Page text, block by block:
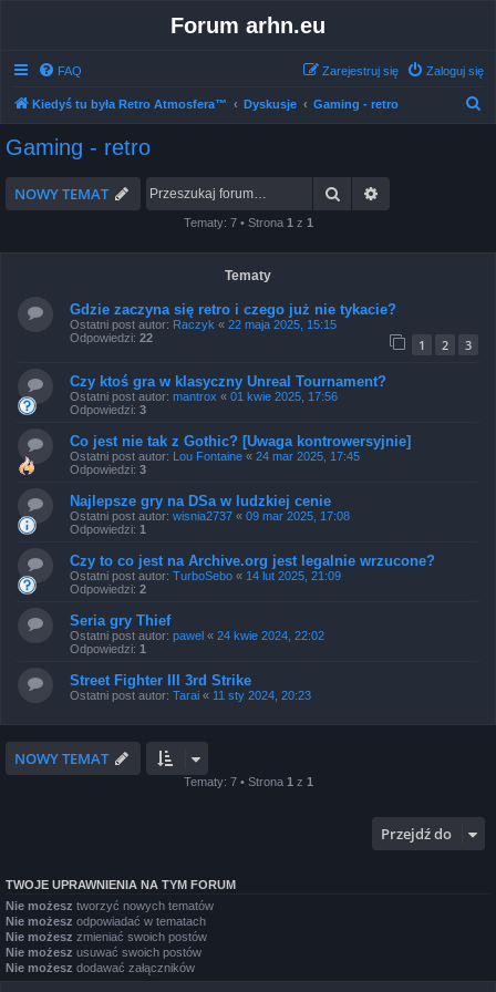
Forum arhn.eu
FAQ Zaloguj się
Zarejestruj się
Kiedyś tu była Retro Atmosfera™ Dyskusje Gaming - retro
Gaming - retro
NOWY TEMAT Szukaj
Tematy: 7 • Strona 1 z 1
Tematy
Gdzie zaczyna się retro i czego już nie tykacie?
Ostatni post autor: Raczyk « 22 maja 2025, 15:15
Odpowiedzi: 22 1 2 3
Czy ktoś gra w klasyczny Unreal Tournament?
Ostatni post autor: mantrox « 01 kwie 2025, 17:56
Odpowiedzi: 3
Co jest nie tak z Gothic? [Uwaga kontrowersyjnie]
Ostatni post autor: Lou Fontaine « 24 mar 2025, 17:45
Odpowiedzi: 3
Najlepsze gry na DSa w ludzkiej cenie
Ostatni post autor: wisnia2737 « 09 mar 2025, 17:08
Odpowiedzi: 1
Czy to co jest na Archive.org jest legalnie wrzucone?
Ostatni post autor: TurboSebo « 14 lut 2025, 21:09
Odpowiedzi: 2
Seria gry Thief
Ostatni post autor: pawel « 24 kwie 2024, 22:02
Odpowiedzi: 1
Street Fighter III 3rd Strike
Ostatni post autor: Tarai « 11 sty 2024, 20:23
NOWY TEMAT
Tematy: 7 • Strona 1 z 1
Przejdź do
TWOJE UPRAWNIENIA NA TYM FORUM
Nie możesz tworzyć nowych tematów
Nie możesz odpowiadać w tematach
Nie możesz zmieniać swoich postów
Nie możesz usuwać swoich postów
Nie możesz dodawać załączników